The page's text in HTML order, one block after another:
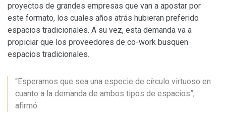
proyectos de grandes empresas que van a apostar por
este formato, los cuales años atrás hubieran preferido
espacios tradicionales. A su vez, esta demanda va a
propiciar que los proveedores de co-work busquen
espacios tradicionales.
“Esperamos que sea una especie de círculo virtuoso en
cuanto a la demanda de ambos tipos de espacios”,
afirmó.